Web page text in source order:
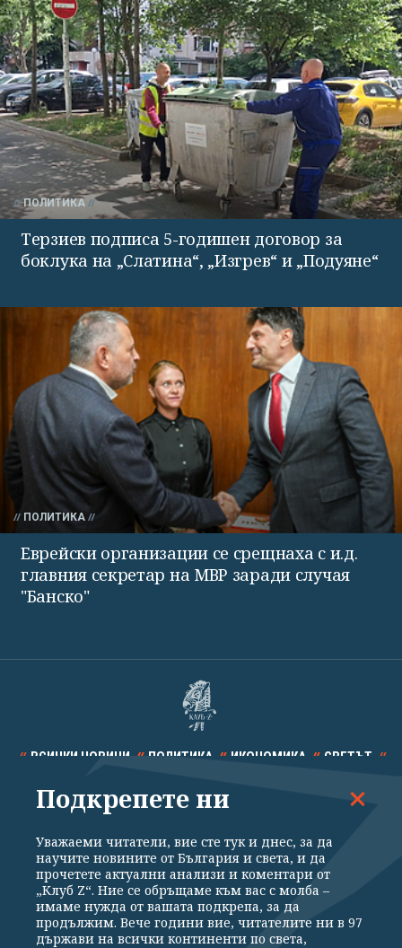
ПОЛИТИКА
Терзиев подписа 5-годишен договор за
боклука на „Слатина“, „Изгрев“ и „Подуяне“
ПОЛИТИКА
Еврейски организации се срещнаха с и.д.
главния секретар на МВР заради случая
"Банско"
ВСИЧКИ НОВИНИ ПОЛИТИКА ИКОНОМИКА СВЕТЪТ
СПОРТ КУЛТУРА ТЕХНОЛОГИИ КАЛЕЙДОСКОП
Общи условия Политика за поверителност
Подкрепете ни
Уважаеми читатели, вие сте тук и днес, за да
научите новините от България и света, и да
прочетете актуални анализи и коментари от
„Клуб Z“. Ние се обръщаме към вас с молба –
имаме нужда от вашата подкрепа, за да
продължим. Вече години вие, читателите ни в 97
държави на всички континенти по света,